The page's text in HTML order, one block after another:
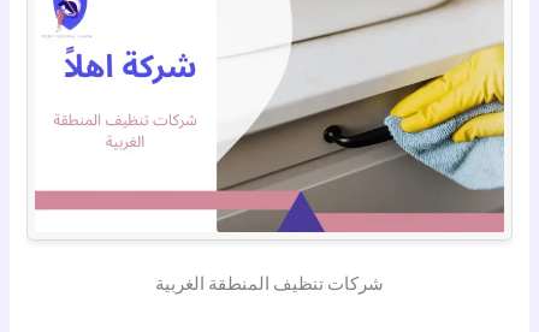
شركات تنظيف المنطقة الغربية